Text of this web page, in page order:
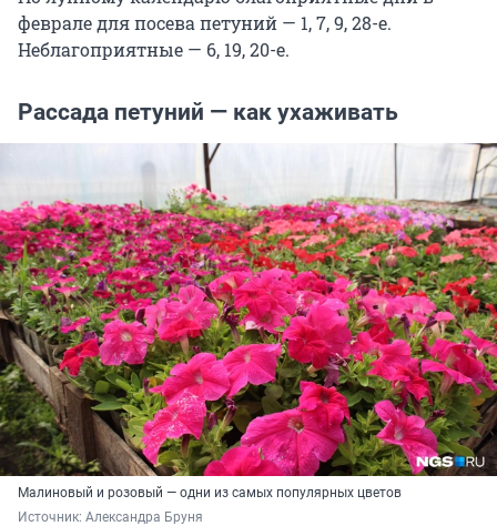
феврале для посева петуний — 1, 7, 9, 28-е.
Неблагоприятные — 6, 19, 20-е.
Рассада петуний — как ухаживать
Малиновый и розовый — одни из самых популярных цветов
Источник: Александра Бруня